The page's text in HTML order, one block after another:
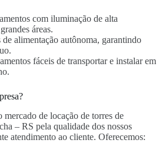
com iluminação de alta
áreas.
de alimentação autônoma, garantindo
fáceis de transportar e instalar em
mercado de locação de torres de
– RS pela qualidade dos nossos
atendimento ao cliente. Oferecemos: